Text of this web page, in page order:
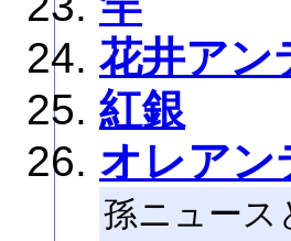
花井アン
紅銀
オレアン
孫ニュース